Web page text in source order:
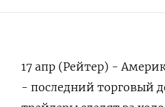
17 апр (Рейтер) -
- последний торговый